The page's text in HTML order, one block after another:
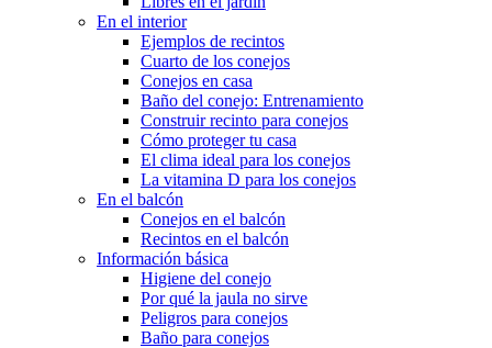
En el interior
Ejemplos de recintos
Cuarto de los conejos
Conejos en casa
Baño del conejo: Entrenamiento
Construir recinto para conejos
Cómo proteger tu casa
El clima ideal para los conejos
La vitamina D para los conejos
En el balcón
Conejos en el balcón
Recintos en el balcón
Información básica
Higiene del conejo
Por qué la jaula no sirve
Peligros para conejos
Baño para conejos